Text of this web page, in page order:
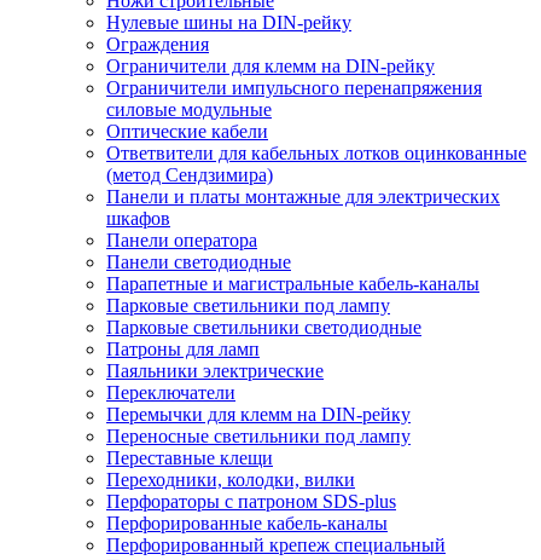
Нулевые шины на DIN-рейку
Ограждения
Ограничители для клемм на DIN-рейку
Ограничители импульсного перенапряжения
силовые модульные
Оптические кабели
Ответвители для кабельных лотков оцинкованные
(метод Сендзимира)
Панели и платы монтажные для электрических
шкафов
Панели оператора
Панели светодиодные
Парапетные и магистральные кабель-каналы
Парковые светильники под лампу
Парковые светильники светодиодные
Патроны для ламп
Паяльники электрические
Переключатели
Перемычки для клемм на DIN-рейку
Переносные светильники под лампу
Переставные клещи
Переходники, колодки, вилки
Перфораторы с патроном SDS-plus
Перфорированные кабель-каналы
Перфорированный крепеж специальный